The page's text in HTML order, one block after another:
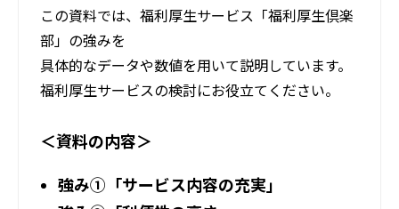
健康経営への取り組み
この資料では、福利厚生サービス「福利厚生倶楽
部」の強みを
具体的なデータや数値を用いて説明しています。
福利厚生サービスの検討にお役立てください。
＜資料の内容＞
強み①「サービス内容の充実」